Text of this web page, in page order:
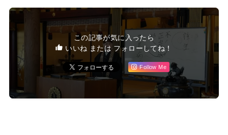
この記事が気に入ったら
いいね または フォローしてね！
Follow Me